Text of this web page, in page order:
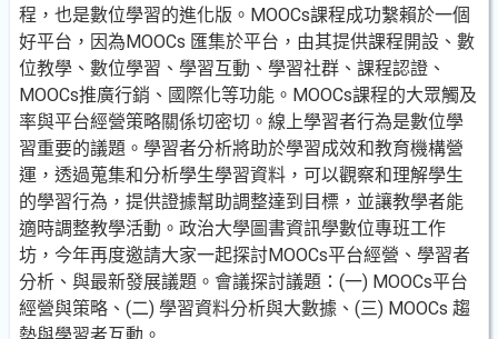
程，也是數位學習的進化版。MOOCs課程成功繫賴於一個
好平台，因為MOOCs 匯集於平台，由其提供課程開設、數
位教學、數位學習、學習互動、學習社群、課程認證、
MOOCs推廣行銷、國際化等功能。MOOCs課程的大眾觸及
率與平台經營策略關係切密切。線上學習者行為是數位學
習重要的議題。學習者分析將助於學習成效和教育機構營
運，透過蒐集和分析學生學習資料，可以觀察和理解學生
的學習行為，提供證據幫助調整達到目標，並讓教學者能
適時調整教學活動。政治大學圖書資訊學數位專班工作
坊，今年再度邀請大家一起探討MOOCs平台經營、學習者
分析、與最新發展議題。會議探討議題：(一) MOOCs平台
經營與策略、(二) 學習資料分析與大數據、(三) MOOCs 趨